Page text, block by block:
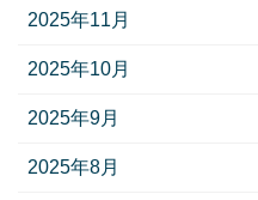
2025年11月
2025年10月
2025年9月
2025年8月